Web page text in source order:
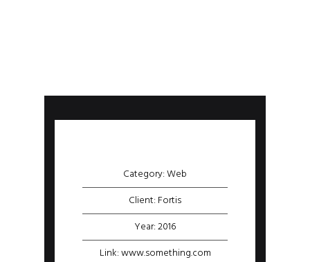
Category: Web
Client: Fortis
Year: 2016
Link: www.something.com